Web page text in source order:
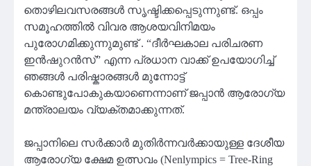
തൊഴിലവസരങ്ങൾ സൃഷ്ടിക്കപ്പെടുന്നുണ്ട്. ഒപ്പം
സമൂഹത്തിൽ വിവര ആശയവിനിമയം
പുരോഗമിക്കുന്നുമുണ്ട് . “ദീർഘകാല പരിചരണ
ഇൻഷുറൻസ്” എന്ന പ്രധാന വാക്ക് ഉപയോഗിച്ച്
ഞങ്ങൾ പരിഷ്കാരങ്ങൾ മുന്നോട്ട്
കൊണ്ടുപോകുകയാണെന്നാണ് ജപ്പാൻ ആരോഗ്യ
മന്ത്രാലയം വ്യക്തമാക്കുന്നത്.
ജപ്പാനിലെ സർക്കാർ മുതിർന്നവർക്കായുള്ള ദേശീയ
ആരോഗ്യ ക്ഷേമ ഉത്സവം (Nenlympics = Tree-Ring